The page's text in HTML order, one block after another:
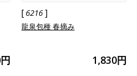
[6216]
龍泉包種 春摘み
1,830円